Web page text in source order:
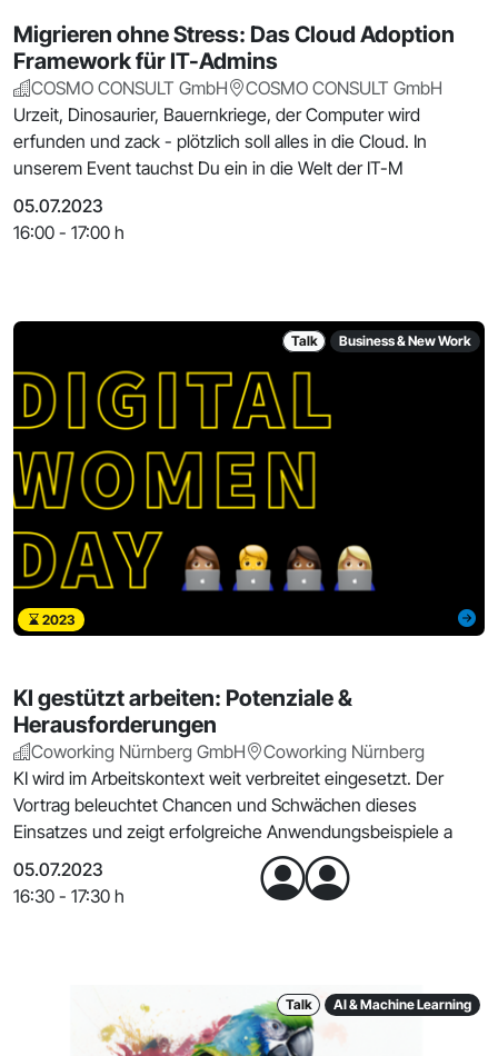
Migrieren ohne Stress: Das Cloud Adoption
Framework für IT-Admins
COSMO CONSULT GmbH
COSMO CONSULT GmbH
Urzeit, Dinosaurier, Bauernkriege, der Computer wird
erfunden und zack - plötzlich soll alles in die Cloud. In
unserem Event tauchst Du ein in die Welt der IT-M
05.07.2023
16:00 - 17:00 h
Talk Business & New Work
2023
KI gestützt arbeiten: Potenziale &
Herausforderungen
Coworking Nürnberg GmbH
Coworking Nürnberg
KI wird im Arbeitskontext weit verbreitet eingesetzt. Der
Vortrag beleuchtet Chancen und Schwächen dieses
Einsatzes und zeigt erfolgreiche Anwendungsbeispiele a
05.07.2023
16:30 - 17:30 h
Talk AI & Machine Learning